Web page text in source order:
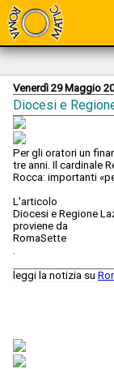
Venerdì 29 Maggio
Diocesi e
Per gli oratori un
tre anni. Il cardinale
Rocca: importanti
L'articolo
Diocesi e Regione
proviene da
RomaSette
.
leggi la notizia su